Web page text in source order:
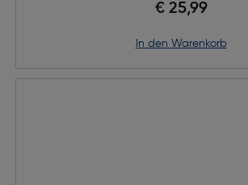
€ 25,99
in den Warenkorb